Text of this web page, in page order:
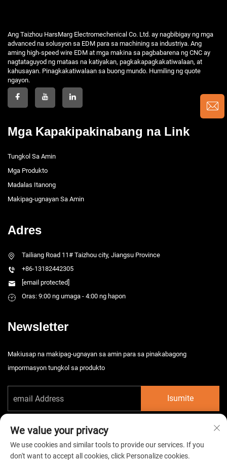
Ang Taizhou HarsMarg Electromechenical Co. Ltd. ay nagbibigay ng mga
advanced na solusyon sa EDM para sa machining sa industriya. Ang
aming high-speed wire EDM at mga makina sa pagbabarena ng CNC ay
nagtataguyod ng mataas na katiyakan, pagkakapagkakatiwalaan, at
kahusayan. Pinagkakatiwalaan sa buong mundo. Humiling ng quote
ngayon.
Mga Kapakipakinabang na Link
Tungkol Sa Amin
Mga Produkto
Madalas Itanong
Makipag-ugnayan Sa Amin
Adres
Tailiang Road 11# Taizhou city, Jiangsu Province
+86-13182442305
[email protected]
Oras: 9:00 ng umaga - 4:00 ng hapon
Newsletter
Makiusap na makipag-ugnayan sa amin para sa pinakabagong
impormasyon tungkol sa produkto
Isumite
We value your privacy
We use cookies and similar tools to provide our services. If you
don't want to accept all cookies, click Personalize cookies.